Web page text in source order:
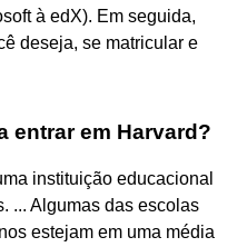
à edX). Em seguida,
deseja, se matricular e
entrar em Harvard?
instituição educacional
... Algumas das escolas
estejam em uma média